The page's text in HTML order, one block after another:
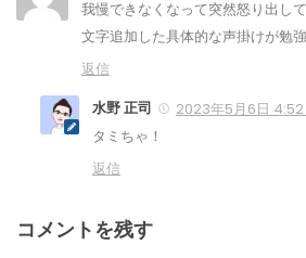
我慢できなくなって突然怒り出し
文字追加した具体的な声掛けが勉強
返信
水野 正司
2023年5月6日 4:52
タミちゃ！
返信
コメントを残す